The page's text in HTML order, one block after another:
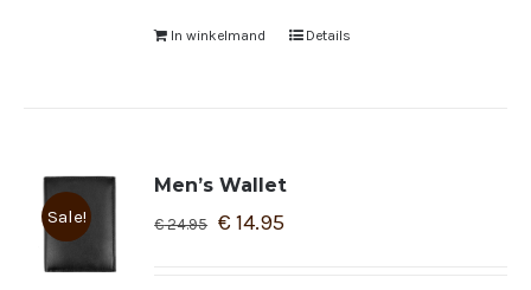
In winkelmand Details
Sale!
Men’s Wallet
€24.95 € 14.95